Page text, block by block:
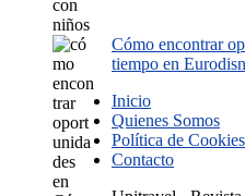
Cómo encontrar
tiempo en
Inicio
Quienes Somos
Política de Cookies
Contacto